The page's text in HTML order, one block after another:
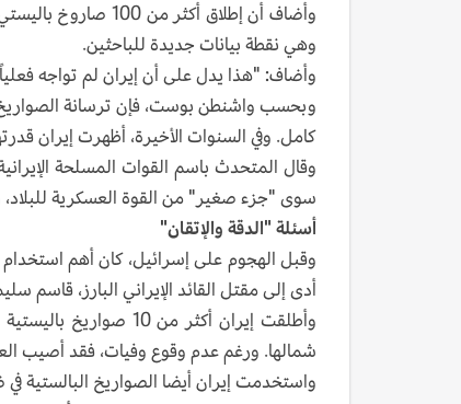
وهي نقطة بيانات جديدة للباحثين.
وأضاف: "هذا يدل على أن إيران لم تواجه
وبحسب واشنطن بوست، فإن ترسانة الصواريخ
كامل. وفي السنوات الأخيرة، أظهرت إيران
وقال المتحدث باسم القوات المسلحة
سوى "جزء صغير" من القوة العسكرية للبلاد،
أسئلة "الدقة والإتقان"
أدى إلى مقتل القائد الإيراني البارز، قاسم
وأطلقت إيران أكثر
شمالها. ورغم عدم وقوع وفيات، فقد أصيب
واستخدمت إيران أيضا الصواريخ البالستية